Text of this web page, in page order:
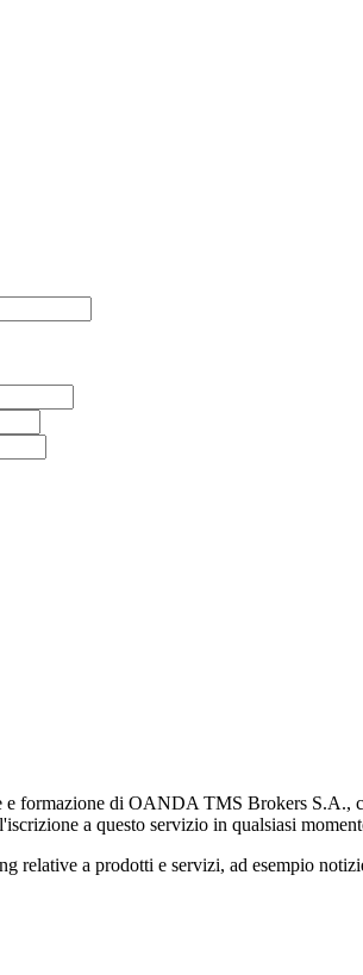
formazione di OANDA TMS Brokers S.A.,
a questo servizio in qualsiasi
a prodotti e servizi, ad esempio